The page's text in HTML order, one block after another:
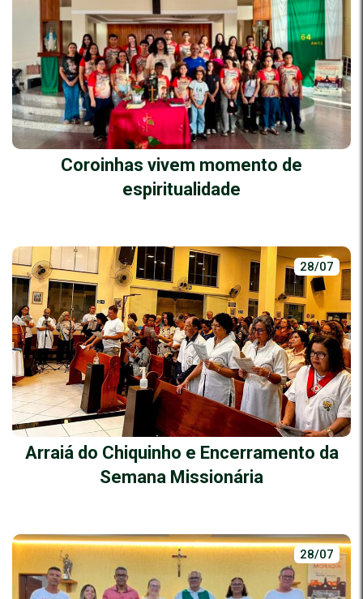
Coroinhas vivem momento de
espiritualidade
28/07
Arraiá do Chiquinho e Encerramento da
Semana Missionária
28/07